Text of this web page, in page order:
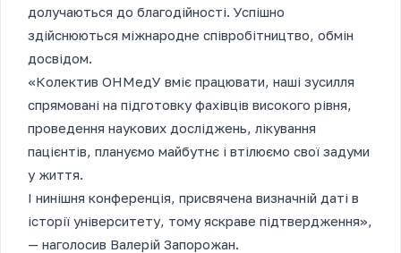
долучаються до благодійності. Успішно
здійснюються міжнародне співробітництво, обмін
досвідом.
«Колектив ОНМедУ вміє працювати, наші зусилля
спрямовані на підготовку фахівців високого рівня,
проведення наукових досліджень, лікування
пацієнтів, плануємо майбутнє і втілюємо свої задуми
у життя.
І нинішня конференція, присвячена визначній даті в
історії університету, тому яскраве підтвердження»,
— наголосив Валерій Запорожан.